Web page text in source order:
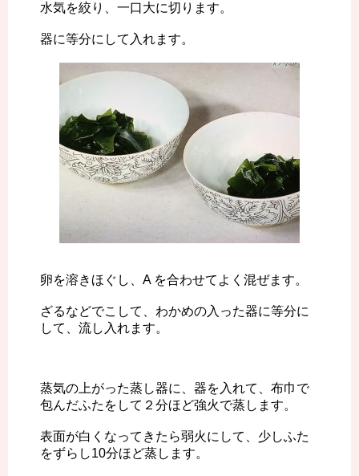
水気を絞り、一口大に切ります。
器に等分にして入れます。
卵を溶きほぐし、A を合わせてよく混ぜます。
ざるなどでこして、わかめの入った器に等分に
して、流し入れます。
蒸気の上がった蒸し器に、器を入れて、布巾で
包んだふたをして２分ほど強火で蒸します。
表面が白くなってきたら弱火にして、少しふた
をずらし10分ほど蒸します。